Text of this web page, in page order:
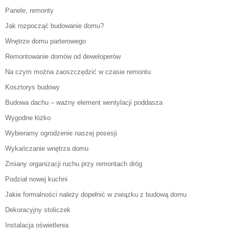
Panele, remonty
Jak rozpocząć budowanie domu?
Wnętrze domu parterowego
Remontowanie domów od deweloperów
Na czym można zaoszczędzić w czasie remontu
Kosztorys budowy
Budowa dachu – ważny element wentylacji poddasza
Wygodne łóżko
Wybieramy ogrodzenie naszej posesji
Wykańczanie wnętrza domu
Zmiany organizacji ruchu przy remontach dróg
Podział nowej kuchni
Jakie formalności należy dopełnić w związku z budową domu
Dekoracyjny stoliczek
Instalacja oświetlenia